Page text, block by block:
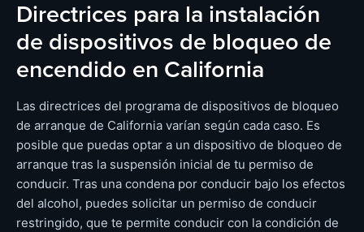
Directrices para la instalación
de dispositivos de bloqueo de
encendido en California
Las directrices del programa de dispositivos de bloqueo
de arranque de California varían según cada caso. Es
posible que puedas optar a un dispositivo de bloqueo de
arranque tras la suspensión inicial de tu permiso de
conducir. Tras una condena por conducir bajo los efectos
del alcohol, puedes solicitar un permiso de conducir
restringido, que te permite conducir con la condición de